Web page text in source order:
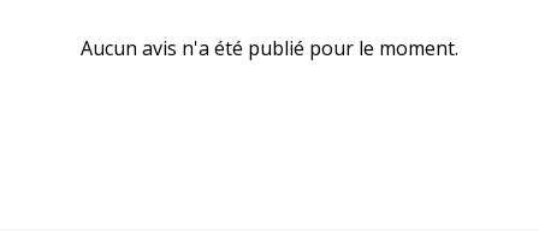
Aucun avis n'a été publié pour le moment.